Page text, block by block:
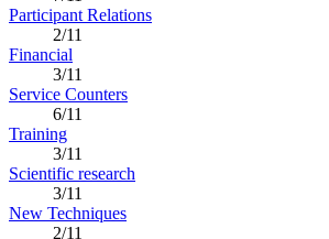
Participant Relations
2/11
Financial
3/11
Service Counters
6/11
Training
3/11
Scientific research
3/11
New Techniques
2/11